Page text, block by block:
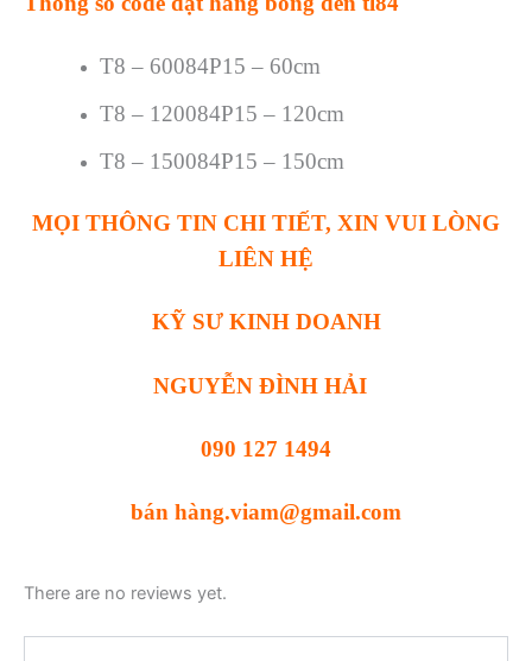
T8 – 60084P15 – 60cm
T8 – 120084P15 – 120cm
T8 – 150084P15 – 150cm
MỌI THÔNG TIN CHI TIẾT, XIN VUI LÒNG
LIÊN HỆ
KỸ SƯ KINH DOANH
NGUYỄN ĐÌNH HẢI
090 127 1494
bán hàng.viam@gmail.com
There are no reviews yet.